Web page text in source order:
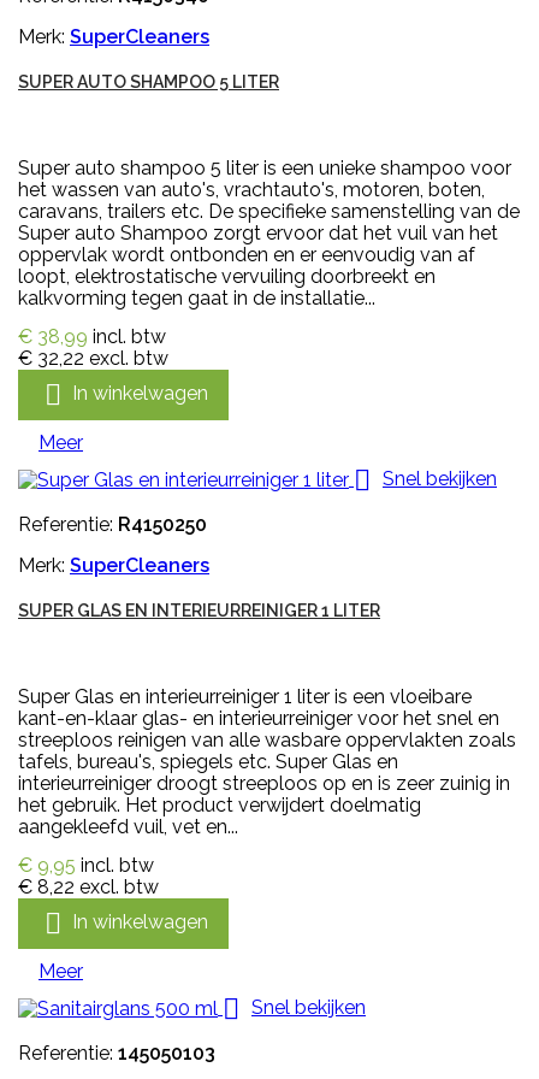
Merk: SuperCleaners
SUPER AUTO SHAMPOO 5 LITER
Super auto shampoo 5 liter is een unieke shampoo voor
het wassen van auto's, vrachtauto's, motoren, boten,
caravans, trailers etc. De specifieke samenstelling van de
Super auto Shampoo zorgt ervoor dat het vuil van het
oppervlak wordt ontbonden en er eenvoudig van af
loopt, elektrostatische vervuiling doorbreekt en
kalkvorming tegen gaat in de installatie...
€ 38,99 incl. btw
€ 32,22 excl. btw
 In winkelwagen
Meer
 Snel bekijken
Referentie: R4150250
Merk: SuperCleaners
SUPER GLAS EN INTERIEURREINIGER 1 LITER
Super Glas en interieurreiniger 1 liter is een vloeibare
kant-en-klaar glas- en interieurreiniger voor het snel en
streeploos reinigen van alle wasbare oppervlakten zoals
tafels, bureau's, spiegels etc. Super Glas en
interieurreiniger droogt streeploos op en is zeer zuinig in
het gebruik. Het product verwijdert doelmatig
aangekleefd vuil, vet en...
€ 9,95 incl. btw
€ 8,22 excl. btw
 In winkelwagen
Meer
 Snel bekijken
Referentie: 145050103